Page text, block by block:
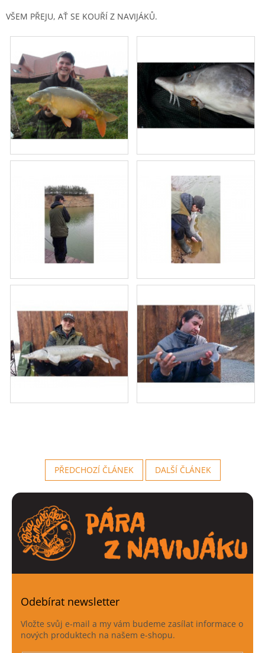
VŠEM PŘEJU, AŤ SE KOUŘÍ Z NAVIJÁKŮ.
PŘEDCHOZÍ ČLÁNEK DALŠÍ ČLÁNEK
Odebírat newsletter
Vložte svůj e-mail a my vám budeme zasílat informace o
nových produktech na našem e-shopu.